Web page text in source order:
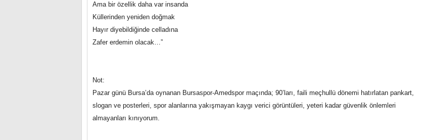
Ama bir özellik daha var insanda
Küllerinden yeniden doğmak
Hayır diyebildiğinde celladına
Zafer erdemin olacak…”
Not:
Pazar günü Bursa’da oynanan Bursaspor-Amedspor maçında; 90’ları, faili meçhullü dönemi hatırlatan pankart,
slogan ve posterleri, spor alanlarına yakışmayan kaygı verici görüntüleri, yeteri kadar güvenlik önlemleri
almayanları kınıyorum.